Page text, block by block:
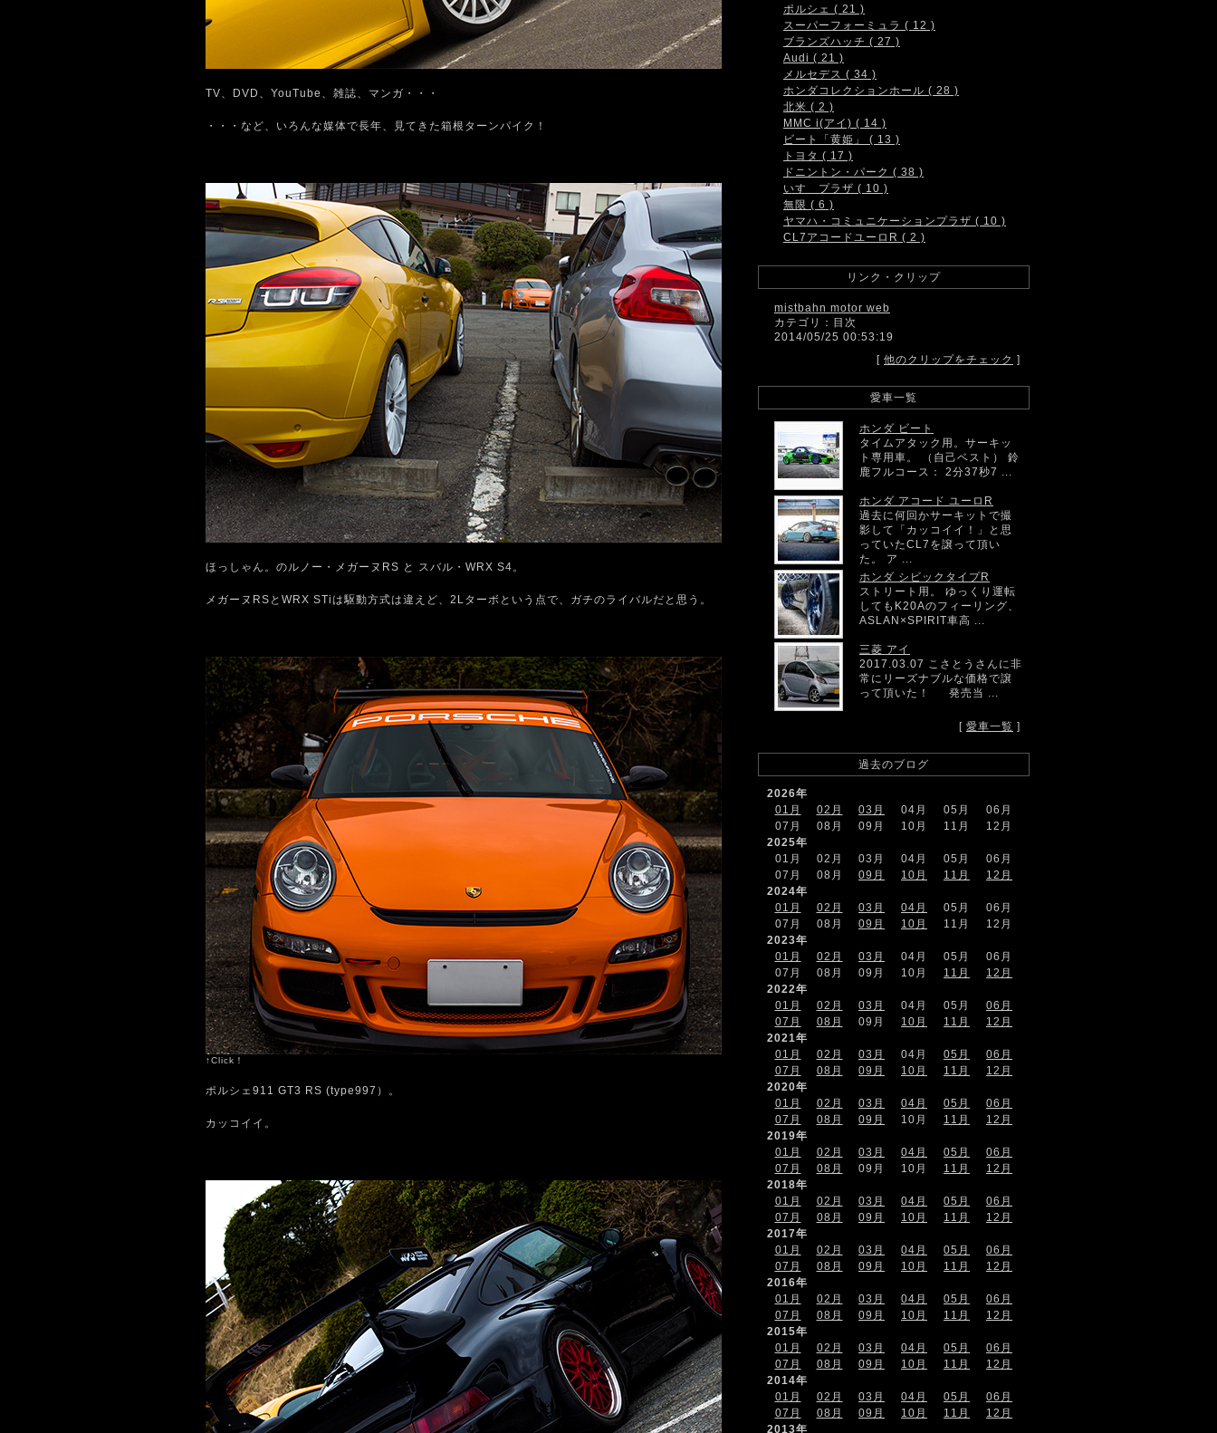
TV、DVD、YouTube、雑誌、マンガ・・・
・・・など、いろんな媒体で長年、見てきた箱根ターンパイク！
ほっしゃん。のルノー・メガーヌRS と スバル・WRX S4。
メガーヌRSとWRX STiは駆動方式は違えど、2Lターボという点で、ガチのライバルだと思う。
↑Click！
ポルシェ911 GT3 RS (type997）。
カッコイイ。
ポルシェ ( 21 )
スーパーフォーミュラ ( 12 )
ブランズハッチ ( 27 )
Audi ( 21 )
メルセデス ( 34 )
ホンダコレクションホール ( 28 )
北米 ( 2 )
MMC i(アイ) ( 14 )
ビート「黄姫」 ( 13 )
トヨタ ( 17 )
ドニントン・パーク ( 38 )
いすゞプラザ ( 10 )
無限 ( 6 )
ヤマハ・コミュニケーションプラザ ( 10 )
CL7アコードユーロR ( 2 )
リンク・クリップ
mistbahn motor web
カテゴリ：目次
2014/05/25 00:53:19
[ 他のクリップをチェック ]
愛車一覧
ホンダ ビート
タイムアタック用。サーキッ
ト専用車。 （自己ベスト） 鈴
鹿フルコース： 2分37秒7 ...
ホンダ アコード ユーロR
過去に何回かサーキットで撮
影して「カッコイイ！」と思
っていたCL7を譲って頂い
た。 ア ...
ホンダ シビックタイプR
ストリート用。 ゆっくり運転
してもK20Aのフィーリング、
ASLAN×SPIRIT車高 ...
三菱 アイ
2017.03.07 こさとうさんに非
常にリーズナブルな価格で譲
って頂いた！ 発売当 ...
[ 愛車一覧 ]
過去のブログ
2026年
01月
02月 03月 04月 05月
06月
07月
08月 09月 10月 11月
12月
2025年
01月
02月 03月 04月 05月
06月
07月
08月 09月 10月 11月
12月
2024年
01月
02月 03月 04月 05月
06月
07月
08月 09月 10月 11月
12月
2023年
01月
02月 03月 04月 05月
06月
07月
08月 09月 10月 11月
12月
2022年
01月
02月 03月 04月 05月
06月
07月
08月 09月 10月 11月
12月
2021年
01月
02月 03月 04月 05月
06月
07月
08月 09月 10月 11月
12月
2020年
01月
02月 03月 04月 05月
06月
07月
08月 09月 10月 11月
12月
2019年
01月
02月 03月 04月 05月
06月
07月
08月 09月 10月 11月
12月
2018年
01月
02月 03月 04月 05月
06月
07月
08月 09月 10月 11月
12月
2017年
01月
02月 03月 04月 05月
06月
07月
08月 09月 10月 11月
12月
2016年
01月
02月 03月 04月 05月
06月
07月
08月 09月 10月 11月
12月
2015年
01月
02月 03月 04月 05月
06月
07月
08月 09月 10月 11月
12月
2014年
01月
02月 03月 04月 05月
06月
07月
08月 09月 10月 11月
12月
2013年